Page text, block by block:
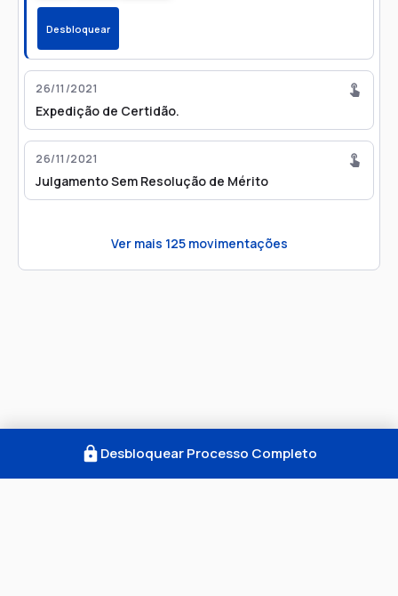
Desbloquear
26/11/2021
Expedição de Certidão.
26/11/2021
Julgamento Sem Resolução de Mérito
Ver mais 125movimentações
Desbloquear Processo Completo